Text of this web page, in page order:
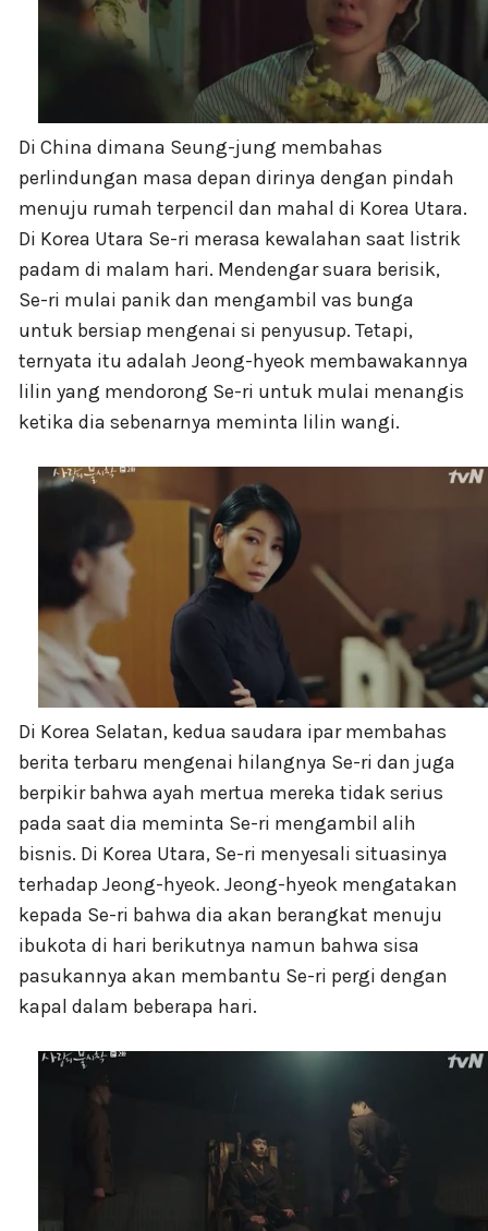
Di China dimana Seung-jung membahas
perlindungan masa depan dirinya dengan pindah
menuju rumah terpencil dan mahal di Korea Utara.
Di Korea Utara Se-ri merasa kewalahan saat listrik
padam di malam hari. Mendengar suara berisik,
Se-ri mulai panik dan mengambil vas bunga
untuk bersiap mengenai si penyusup. Tetapi,
ternyata itu adalah Jeong-hyeok membawakannya
lilin yang mendorong Se-ri untuk mulai menangis
ketika dia sebenarnya meminta lilin wangi.
Di Korea Selatan, kedua saudara ipar membahas
berita terbaru mengenai hilangnya Se-ri dan juga
berpikir bahwa ayah mertua mereka tidak serius
pada saat dia meminta Se-ri mengambil alih
bisnis. Di Korea Utara, Se-ri menyesali situasinya
terhadap Jeong-hyeok. Jeong-hyeok mengatakan
kepada Se-ri bahwa dia akan berangkat menuju
ibukota di hari berikutnya namun bahwa sisa
pasukannya akan membantu Se-ri pergi dengan
kapal dalam beberapa hari.